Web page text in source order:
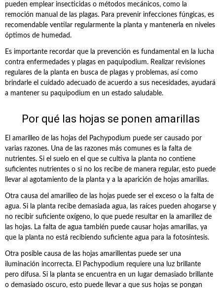
pueden emplear insecticidas o métodos mecánicos, como la
remoción manual de las plagas. Para prevenir infecciones fúngicas, es
recomendable ventilar regularmente la planta y mantenerla en niveles
óptimos de humedad.
Es importante recordar que la prevención es fundamental en la lucha
contra enfermedades y plagas en paquipodium. Realizar revisiones
regulares de la planta en busca de plagas y problemas, así como
brindarle el cuidado adecuado de acuerdo a sus necesidades, ayudará
a mantener su paquipodium en un estado saludable.
Por qué las hojas se ponen amarillas
El amarilleo de las hojas del Pachypodium puede ser causado por
varias razones. Una de las razones más comunes es la falta de
nutrientes. Si el suelo en el que se cultiva la planta no contiene
suficientes nutrientes o si no los recibe de manera regular, esto puede
llevar al agotamiento de la planta y a la aparición de hojas amarillas.
Otra causa del amarilleo de las hojas puede ser el exceso o la falta de
agua. Si la planta recibe demasiada agua, las raíces pueden ahogarse y
no recibir suficiente oxígeno, lo que puede resultar en la amarillez de
las hojas. La falta de agua también puede causar hojas amarillas, ya
que la planta no está recibiendo suficiente agua para la fotosíntesis.
Otra posible causa de las hojas amarillentas puede ser una
iluminación incorrecta. El Pachypodium requiere una luz brillante
pero difusa. Si la planta se encuentra en un lugar demasiado brillante
o demasiado oscuro, esto puede llevar a que sus hojas se pongan